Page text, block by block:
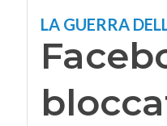
LA GUERRA